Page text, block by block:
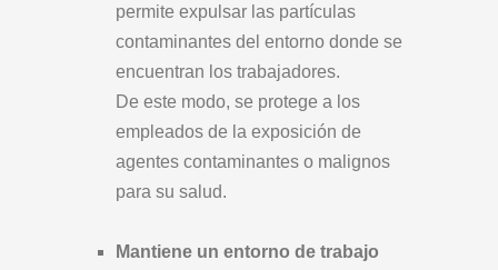
permite expulsar las partículas
contaminantes del entorno donde se
encuentran los trabajadores.
De este modo, se protege a los
empleados de la exposición de
agentes contaminantes o malignos
para su salud.
Mantiene un entorno de trabajo